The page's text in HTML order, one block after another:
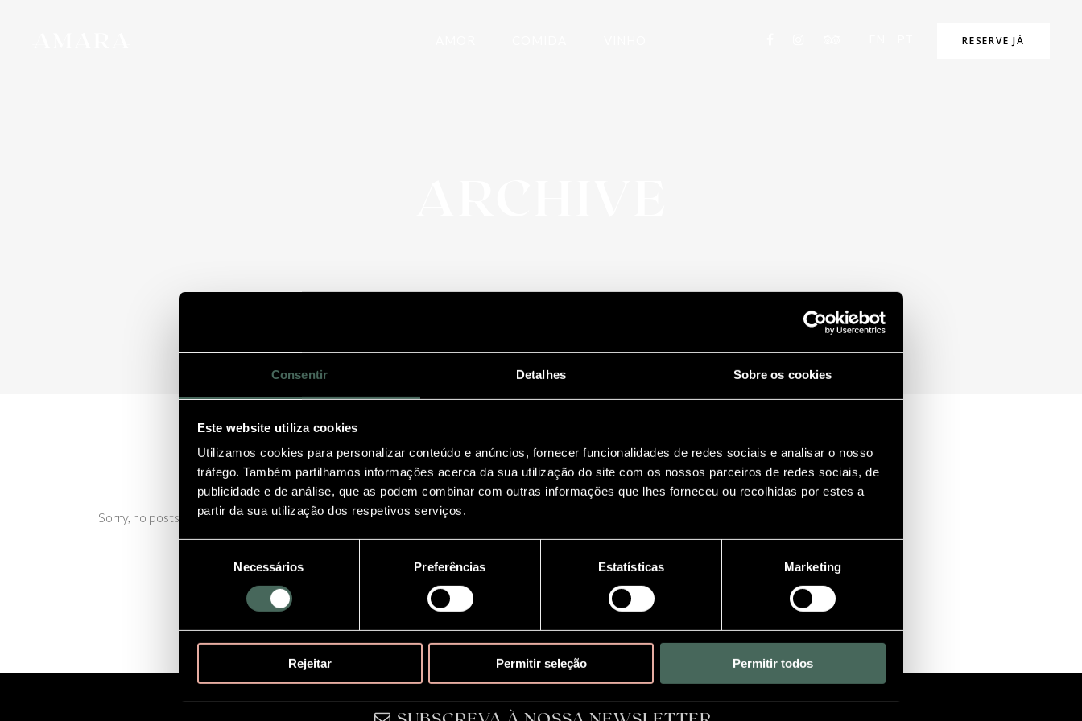
Consentir Detalhes Sobre os cookies
Este website utiliza cookies
Utilizamos cookies para personalizar conteúdo e anúncios, fornecer funcionalidades de redes sociais e analisar o nosso
tráfego. Também partilhamos informações acerca da sua utilização do site com os nossos parceiros de redes sociais, de
publicidade e de análise, que as podem combinar com outras informações que lhes forneceu ou recolhidas por estes a
partir da sua utilização dos respetivos serviços.
consentimento
Necessários Preferências Estatísticas Marketing
Rejeitar Permitir seleção Permitir todos
RESERVE JÁ
Sorry, no posts matched your criteria.